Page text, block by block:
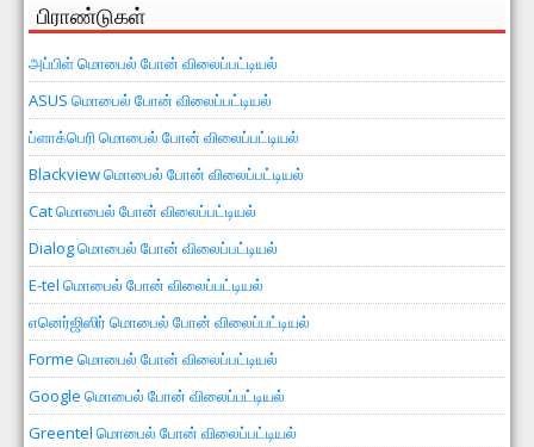
பிராண்டுகள்
அப்பிள் மொபைல் போன் விலைப்பட்டியல்
ASUS மொபைல் போன் விலைப்பட்டியல்
ப்ளாக்பெரி மொபைல் போன் விலைப்பட்டியல்
Blackview மொபைல் போன் விலைப்பட்டியல்
Cat மொபைல் போன் விலைப்பட்டியல்
Dialog மொபைல் போன் விலைப்பட்டியல்
E-tel மொபைல் போன் விலைப்பட்டியல்
எனெர்ஜிஸிர் மொபைல் போன் விலைப்பட்டியல்
Forme மொபைல் போன் விலைப்பட்டியல்
Google மொபைல் போன் விலைப்பட்டியல்
Greentel மொபைல் போன் விலைப்பட்டியல்